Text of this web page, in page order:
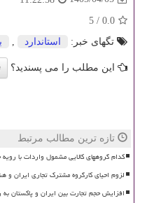
0.0
/
5
تگهای خبر:
استاندارد
این مطلب را می پسندید؟
تازه ترین مطالب مرتبط
کدام گروههای کالایی مشمول واردات با
لزوم احیای کارگروه مشترک تجاری ایران و
افزایش حجم تجارت بین ایران و پاکستان به رقم ۱۰